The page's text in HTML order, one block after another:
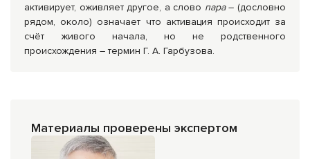
активирует, оживляет другое, а слово пара– (дословно
рядом, около) означает что активация происходит за
счёт живого начала, но не родственного
происхождения – термин Г. А. Гарбузова.
Материалы проверены экспертом